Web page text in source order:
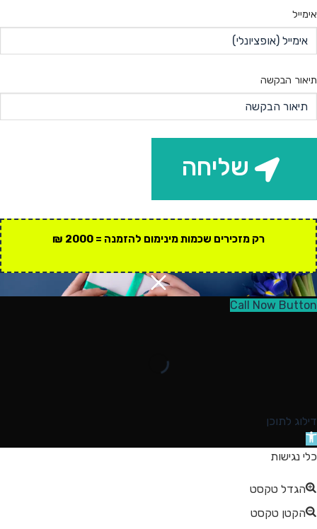
אימייל
תיאור הבקשה
שליחה
רק מזכירים שכמות מינימום להזמנה = 2000 ₪
Call Now Button
דילוג לתוכן
פתח
סרגל
כלי נגישות
הגדל טקסט
הקטן טקסט